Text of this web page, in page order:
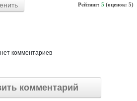
Рейтинг: 5 (оценок: 5)
нет комментариев
комментарий